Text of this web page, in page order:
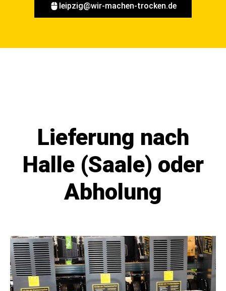
leipzig@wir-machen-trocken.de
Lieferung nach
Halle (Saale) oder
Abholung